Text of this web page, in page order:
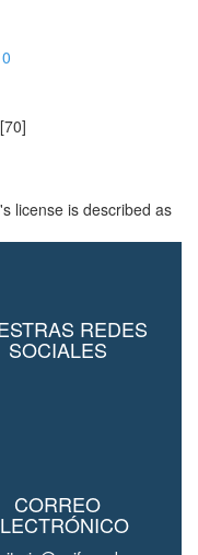
[70]
license is described as
REDES
SOCIALES
CORREO